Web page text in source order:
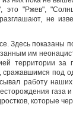
это "Ржев",
не
Здесь показаны
им
территории за
под
работу
которые